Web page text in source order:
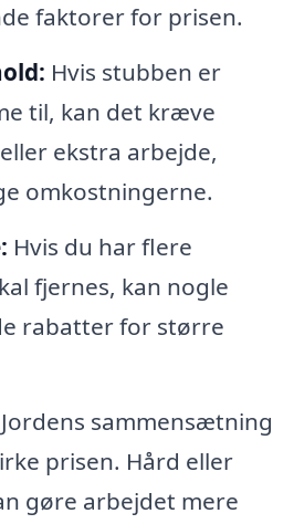
faktorer for prisen.
Hvis stubben er
til, kan det kræve
ekstra arbejde,
omkostningerne.
Hvis du har flere
fjernes, kan nogle
rabatter for større
Jordens sammensætning
prisen. Hård eller
gøre arbejdet mere